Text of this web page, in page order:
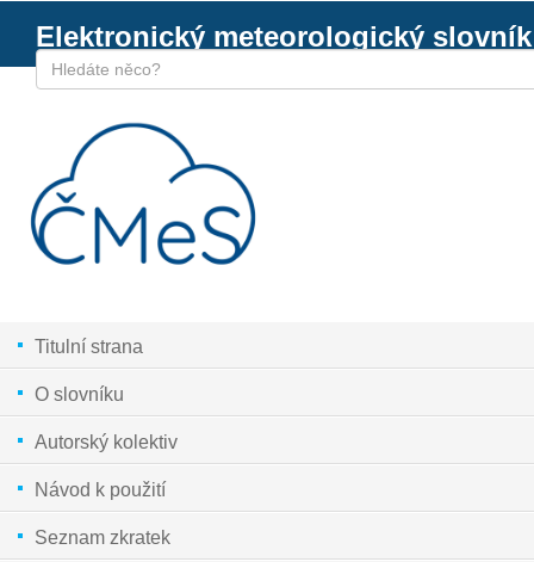
Elektronický meteorologický slovník
Titulní strana
O slovníku
Autorský kolektiv
Návod k použití
Seznam zkratek